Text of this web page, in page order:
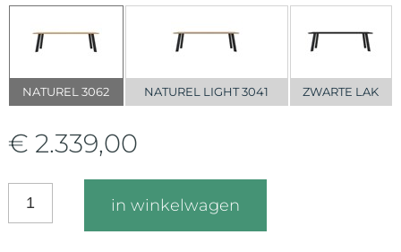
NATUREL 3062 NATUREL LIGHT 3041 ZWARTE LAK
€ 2.339,00
in winkelwagen